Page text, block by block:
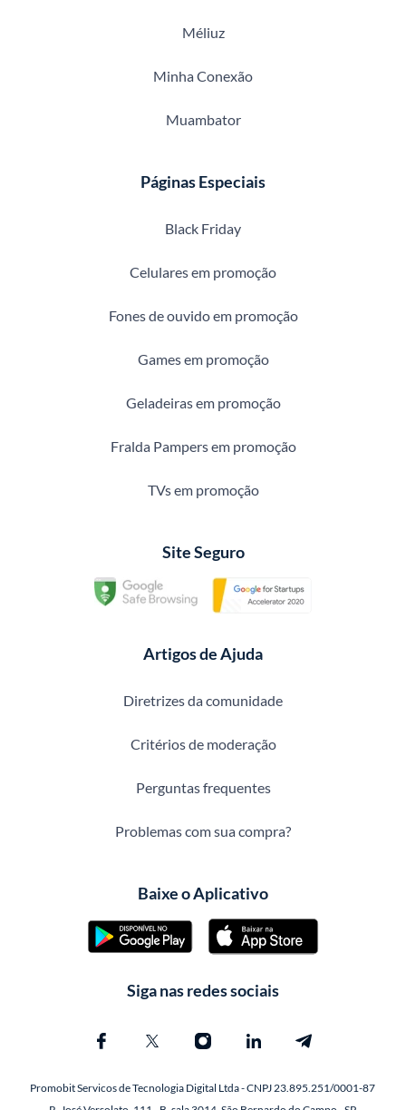
Méliuz
Minha Conexão
Muambator
Páginas Especiais
Black Friday
Celulares em promoção
Fones de ouvido em promoção
Games em promoção
Geladeiras em promoção
Fralda Pampers em promoção
TVs em promoção
Site Seguro
Artigos de Ajuda
Diretrizes da comunidade
Critérios de moderação
Perguntas frequentes
Problemas com sua compra?
Baixe o Aplicativo
Siga nas redes sociais
Promobit Servicos de Tecnologia Digital Ltda - CNPJ 23.895.251/0001-87